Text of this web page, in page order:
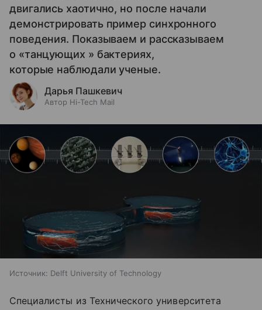
двигались хаотично, но после начали
демонстрировать пример синхронного
поведения. Показываем и рассказываем
о «танцующих » бактериях,
которые наблюдали ученые.
Дарья Пашкевич
Автор Hi-Tech Mail
Источник: Delft University of Technology
Специалисты из Технического университета